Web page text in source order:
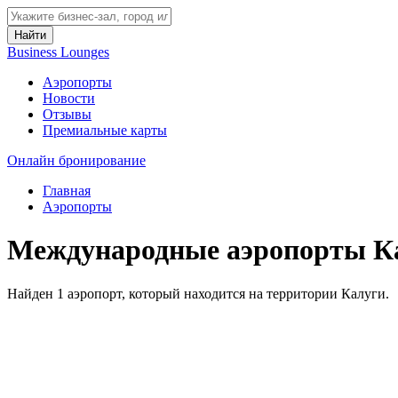
Найти
Business Lounges
Аэропорты
Новости
Отзывы
Премиальные карты
Онлайн бронирование
Главная
Аэропорты
Международные аэропорты
Найден 1 аэропорт, который находится на территории Калуги.